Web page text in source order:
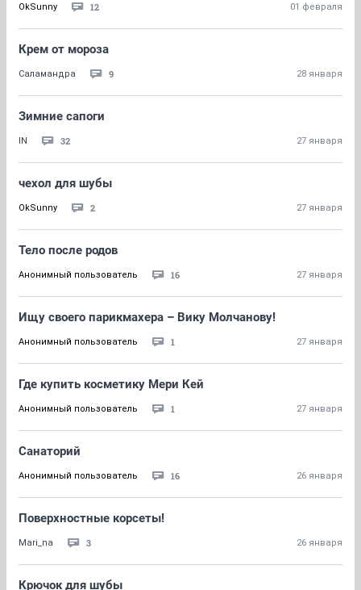
OkSunny 12 01 февраля
Крем от мороза
Саламандра 9 28 января
Зимние сапоги
IN 32 27 января
чехол для шубы
OkSunny 2 27 января
Тело после родов
Анонимный пользователь 16 27 января
Ищу своего парикмахера – Вику Молчанову!
Анонимный пользователь 1 27 января
Где купить косметику Мери Кей
Анонимный пользователь 1 27 января
Санаторий
Анонимный пользователь 16 26 января
Поверхностные корсеты!
Mari_na 3 26 января
Крючок для шубы